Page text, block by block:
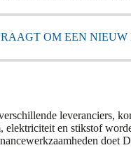
OM EEN
leveranciers,
en stikstof
doet